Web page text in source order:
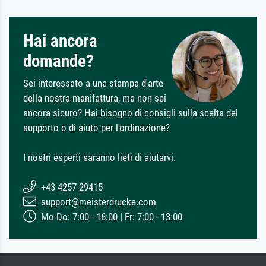
Hai ancora
domande?
Sei interessato a una stampa d'arte
della nostra manifattura, ma non sei
ancora sicuro? Hai bisogno di consigli sulla scelta del
supporto o di aiuto per l'ordinazione?
I nostri esperti saranno lieti di aiutarvi.
+43 4257 29415
support@meisterdrucke.com
Mo-Do: 7:00 - 16:00 | Fr: 7:00 - 13:00